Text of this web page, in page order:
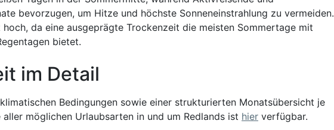
bevorzugen, um Hitze und höchste Sonneneinstrahlung zu vermeiden.
da eine ausgeprägte Trockenzeit die meisten Sommertage mit
bietet.
im Detail
Bedingungen sowie einer strukturierten Monatsübersicht je
möglichen Urlaubsarten in und um Redlands ist hier verfügbar.